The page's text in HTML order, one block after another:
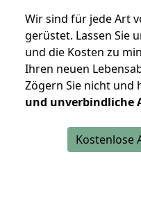
Wir sind für jede Art
gerüstet. Lassen Sie
und die Kosten zu
Ihren neuen
Zögern Sie nicht und
und unverbindliche
Kostenlose